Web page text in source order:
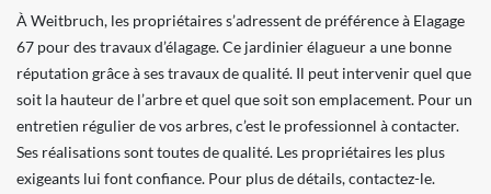
À Weitbruch, les propriétaires s’adressent de préférence à Elagage
67 pour des travaux d’élagage. Ce jardinier élagueur a une bonne
réputation grâce à ses travaux de qualité. Il peut intervenir quel que
soit la hauteur de l’arbre et quel que soit son emplacement. Pour un
entretien régulier de vos arbres, c’est le professionnel à contacter.
Ses réalisations sont toutes de qualité. Les propriétaires les plus
exigeants lui font confiance. Pour plus de détails, contactez-le.